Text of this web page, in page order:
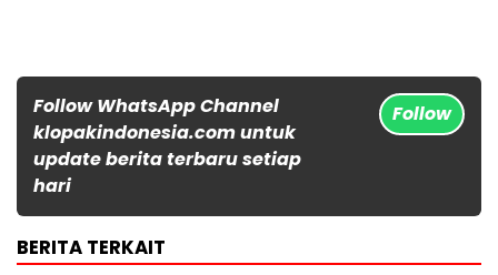
Follow WhatsApp Channel
klopakindonesia.com untuk
update berita terbaru setiap
hari
Follow
BERITA TERKAIT